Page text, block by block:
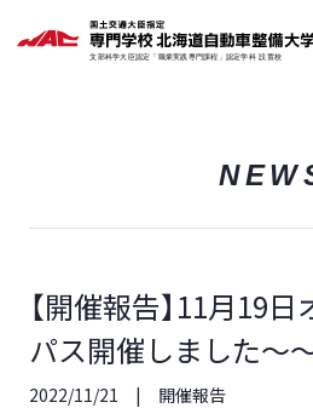
【開催報告】11月19
パス開催しました～
2022/11/21 開催報告